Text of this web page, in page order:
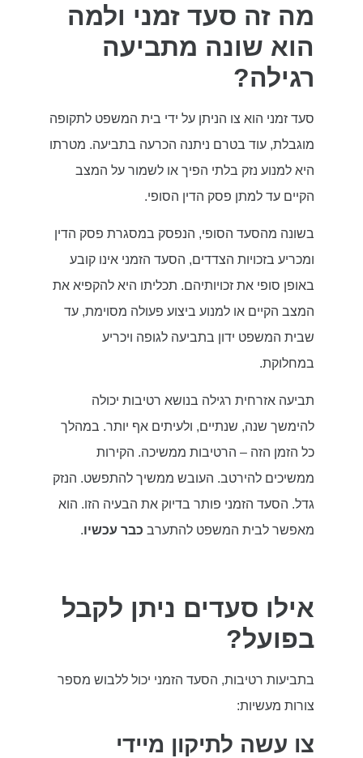
מה זה סעד זמני ולמה
הוא שונה מתביעה
רגילה?
סעד זמני הוא צו הניתן על ידי בית המשפט לתקופה
מוגבלת, עוד בטרם ניתנה הכרעה בתביעה. מטרתו
היא למנוע נזק בלתי הפיך או לשמור על המצב
הקיים עד למתן פסק הדין הסופי.
בשונה מהסעד הסופי, הנפסק במסגרת פסק הדין
ומכריע בזכויות הצדדים, הסעד הזמני אינו קובע
באופן סופי את זכויותיהם. תכליתו היא להקפיא את
המצב הקיים או למנוע ביצוע פעולה מסוימת, עד
שבית המשפט ידון בתביעה לגופה ויכריע
במחלוקת.
תביעה אזרחית רגילה בנושא רטיבות יכולה
להימשך שנה, שנתיים, ולעיתים אף יותר. במהלך
כל הזמן הזה – הרטיבות ממשיכה. הקירות
ממשיכים להירטב. העובש ממשיך להתפשט. הנזק
גדל. הסעד הזמני פותר בדיוק את הבעיה הזו. הוא
מאפשר לבית המשפט להתערב כבר עכשיו.
אילו סעדים ניתן לקבל
בפועל?
בתביעות רטיבות, הסעד הזמני יכול ללבוש מספר
צורות מעשיות:
צו עשה לתיקון מיידי